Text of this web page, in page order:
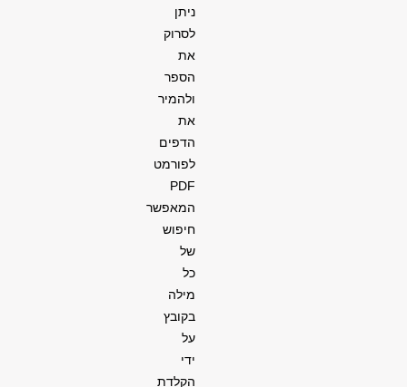
ניתן
לסרוק
את
הספר
ולהמיר
את
הדפים
לפורמט
PDF
המאפשר
חיפוש
של
כל
מילה
בקובץ
על
ידי
הקלדת